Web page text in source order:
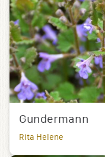
Gundermann
Rita Helene